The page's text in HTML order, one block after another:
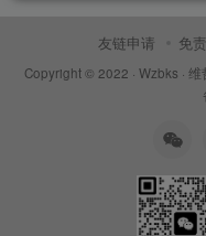
友链申请 免
Copyright © 2022 · Wzbks · 维